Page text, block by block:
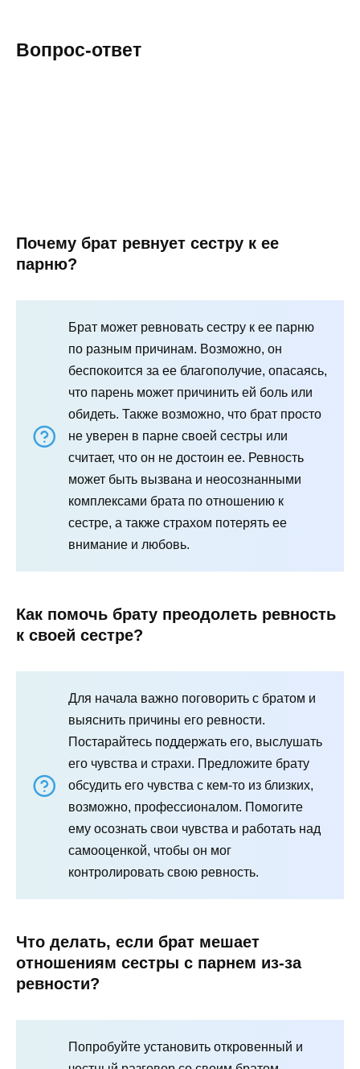
Вопрос-ответ
Почему брат ревнует сестру к ее
парню?
Брат может ревновать сестру к ее парню
по разным причинам. Возможно, он
беспокоится за ее благополучие, опасаясь,
что парень может причинить ей боль или
обидеть. Также возможно, что брат просто
не уверен в парне своей сестры или
считает, что он не достоин ее. Ревность
может быть вызвана и неосознанными
комплексами брата по отношению к
сестре, а также страхом потерять ее
внимание и любовь.
Как помочь брату преодолеть ревность
к своей сестре?
Для начала важно поговорить с братом и
выяснить причины его ревности.
Постарайтесь поддержать его, выслушать
его чувства и страхи. Предложите брату
обсудить его чувства с кем-то из близких,
возможно, профессионалом. Помогите
ему осознать свои чувства и работать над
самооценкой, чтобы он мог
контролировать свою ревность.
Что делать, если брат мешает
отношениям сестры с парнем из-за
ревности?
Попробуйте установить откровенный и